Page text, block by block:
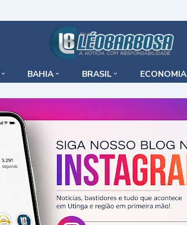
BAHIA BRASIL ECONOMIA